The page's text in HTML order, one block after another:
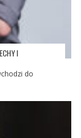
I
do